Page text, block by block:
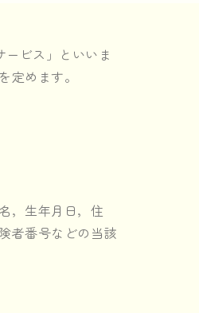
ビス」といいま
めます。
，生年月日，住
者番号などの当該